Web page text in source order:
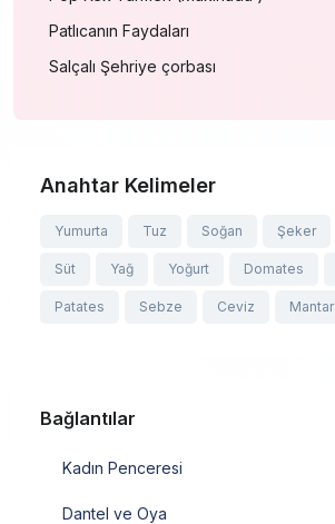
Patlıcanın Faydaları
Salçalı Şehriye çorbası
Anahtar Kelimeler
Yumurta Tuz Soğan Şeker
Süt Yağ Yoğurt Domates
Patates Sebze Ceviz Mantar
Bağlantılar
Kadın Penceresi
Dantel ve Oya